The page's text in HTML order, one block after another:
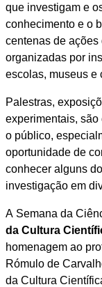
que investigam e
conhecimento e o
centenas de
organizadas por
escolas, museus e
Palestras,
experimentais,
o público,
oportunidade de
conhecer alguns
investigação em
A Semana da
da Cultura
homenagem ao
Rómulo de
da Cultura